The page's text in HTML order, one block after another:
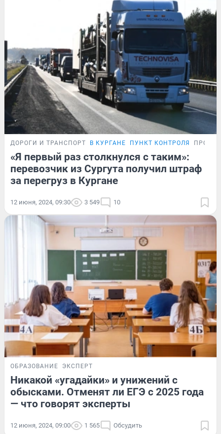
ДОРОГИ И ТРАНСПОРТ В КУРГАНЕ ПУНКТ КОНТРОЛЯ
«Я первый раз столкнулся с таким»:
перевозчик из Сургута получил штраф
за перегруз в Кургане
12 июня, 2024, 09:30 3 549 10
ОБРАЗОВАНИЕ ЭКСПЕРТ
Никакой «угадайки» и унижений с
обысками. Отменят ли ЕГЭ с 2025 года
— что говорят эксперты
12 июня, 2024, 09:00 1 565 Обсудить